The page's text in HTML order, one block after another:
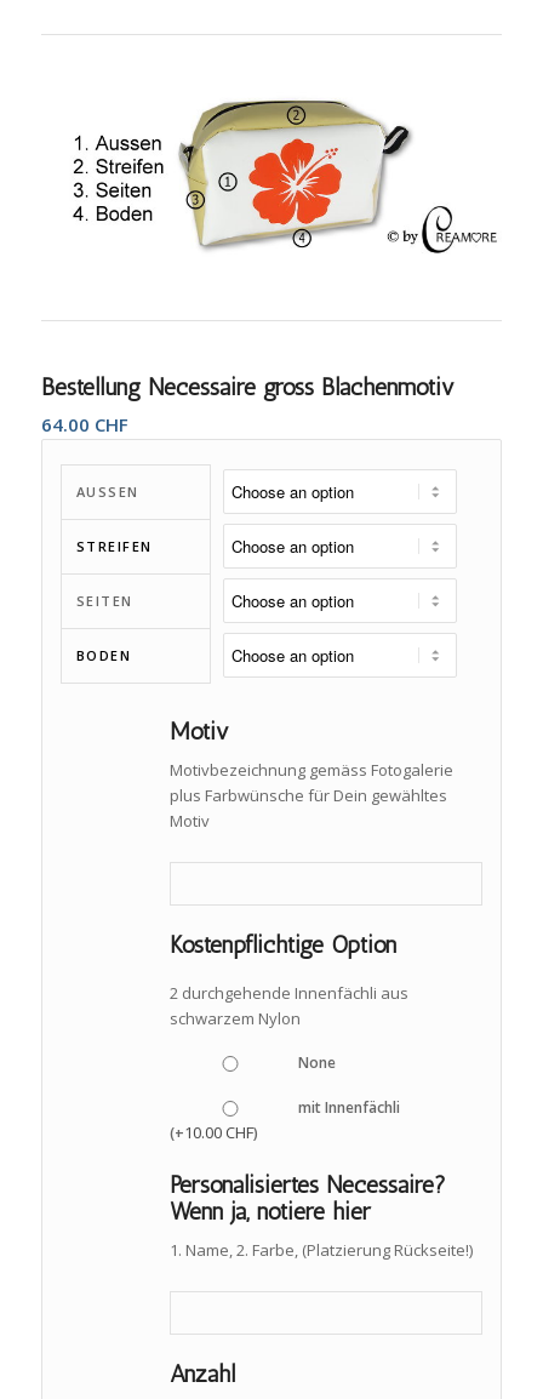
Bestellung Necessaire gross Blachenmotiv
64.00 CHF
AUSSEN
STREIFEN
SEITEN
BODEN
Motiv
Motivbezeichnung gemäss Fotogalerie
plus Farbwünsche für Dein gewähltes
Motiv
Kostenpflichtige Option
2 durchgehende Innenfächli aus
schwarzem Nylon
None
mit Innenfächli
(+10.00 CHF)
Personalisiertes Necessaire?
Wenn ja, notiere hier
1. Name, 2. Farbe, (Platzierung Rückseite!)
Anzahl